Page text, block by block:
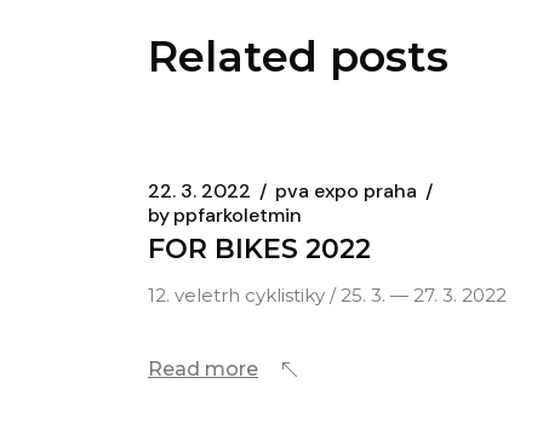
Related posts
22. 3. 2022
pva expo praha
byppfarkoletmin
FOR BIKES 2022
12. veletrh cyklistiky / 25. 3. — 27. 3. 2022
Read more